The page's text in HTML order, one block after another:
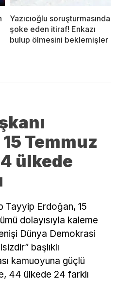
Yazıcıoğlu soruşturmasında
şoke eden itiraf! Enkazı
bulup ölmesini beklemişler
15 Temmuz
ülkede
Tayyip Erdoğan, 15
dolayısıyla kaleme
Dünya Demokrasi
başlıklı
kamuoyuna güçlü
44 ülkede 24 farklı